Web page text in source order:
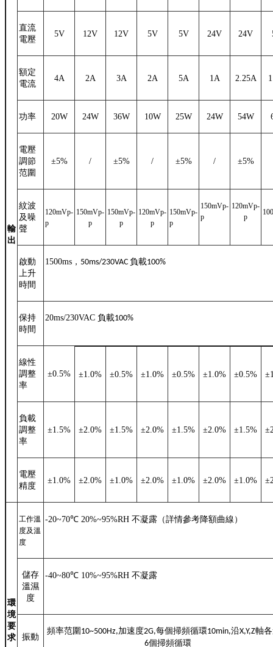
輸
出
直流
電壓
5V 12V 12V 5V 5V 24V 24V
額定
電流
4A 2A 3A 2A 5A 1A 2.25A
功率 20W 24W 36W 10W 25W 24W 54W
電壓
調節
范圍
±5% / ±5% / ±5% / ±5%
紋波
及噪
聲
120mVp-
p
150mVp-
p
150mVp-
p
120mVp-
p
150mVp-
p
150mVp-
p
120mVp-
p
啟動
上升
時間
1500ms ， 50ms/230VAC 負載100%
保持
時間
20ms/230VAC 負載100%
線性
調整
率
±0.5% ±1.0% ±0.5% ±1.0% ±0.5% ±1.0% ±0.5% ±
負載
調整
率
±1.5% ±2.0% ±1.5% ±2.0% ±1.5% ±2.0% ±1.5% ±
電壓
精度
±1.0% ±2.0% ±1.0% ±2.0% ±1.0% ±2.0% ±1.0% ±
環
境
要
求
工作溫
度及溫
度
-20~70℃ 20%~95%RH 不凝露（詳情參考降額曲線）
儲存
溫濕
度
-40~80℃ 10%~95%RH 不凝露
振動
頻率范圍 10~500Hz,加速度2G,每個掃頻循環10min,沿X,Y,Z軸
6個掃頻循環